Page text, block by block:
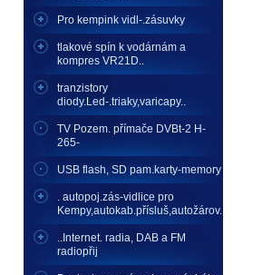
Pro kempink vidl-.zásuvky
tlakové spín k vodárnám a
kompres VR21D..
tranzistory
diody.Led-.triaky,varicapy..
TV Pozem. přímače DVBt-2 H-
265-
USB flash, SD pam.karty-memory
. autopoj.zás-vidlice pro
Kempy,autokab.přísluš,autožárov.
..Internet. radia, DAB a FM
radiopřij